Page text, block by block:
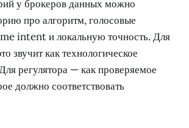
у брокеров данных можно
про алгоритм, голосовые
intent и локальную точность. Для
звучит как технологическое
регулятора — как проверяемое
должно соответствовать